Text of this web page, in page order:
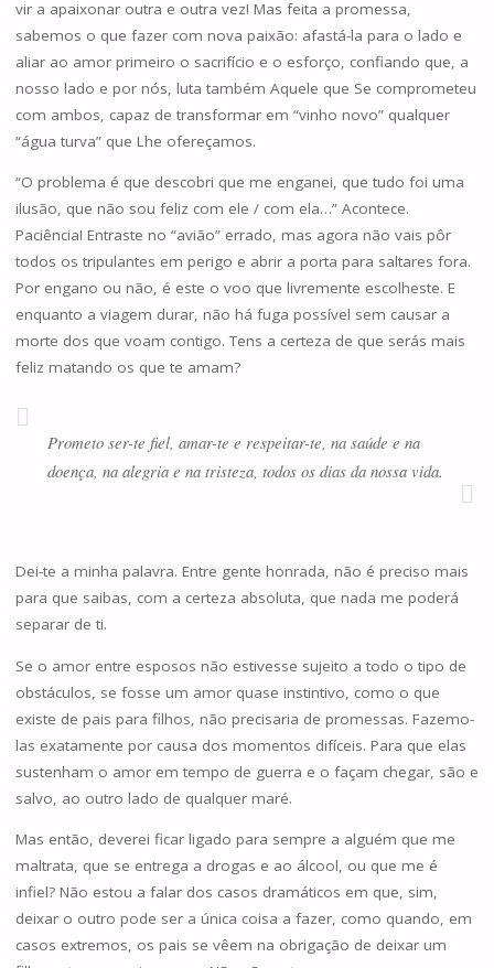
vir a apaixonar outra e outra vez! Mas feita a promessa,
sabemos o que fazer com nova paixão: afastá-la para o lado e
aliar ao amor primeiro o sacrifício e o esforço, confiando que, a
nosso lado e por nós, luta também Aquele que Se comprometeu
com ambos, capaz de transformar em “vinho novo” qualquer
“água turva” que Lhe ofereçamos.
“O problema é que descobri que me enganei, que tudo foi uma
ilusão, que não sou feliz com ele / com ela…” Acontece.
Paciência! Entraste no “avião” errado, mas agora não vais pôr
todos os tripulantes em perigo e abrir a porta para saltares fora.
Por engano ou não, é este o voo que livremente escolheste. E
enquanto a viagem durar, não há fuga possível sem causar a
morte dos que voam contigo. Tens a certeza de que serás mais
feliz matando os que te amam?
Prometo ser-te fiel, amar-te e respeitar-te, na saúde e na
doença, na alegria e na tristeza, todos os dias da nossa vida.
Dei-te a minha palavra. Entre gente honrada, não é preciso mais
para que saibas, com a certeza absoluta, que nada me poderá
separar de ti.
Se o amor entre esposos não estivesse sujeito a todo o tipo de
obstáculos, se fosse um amor quase instintivo, como o que
existe de pais para filhos, não precisaria de promessas. Fazemo-
las exatamente por causa dos momentos difíceis. Para que elas
sustenham o amor em tempo de guerra e o façam chegar, são e
salvo, ao outro lado de qualquer maré.
Mas então, deverei ficar ligado para sempre a alguém que me
maltrata, que se entrega a drogas e ao álcool, ou que me é
infiel? Não estou a falar dos casos dramáticos em que, sim,
deixar o outro pode ser a única coisa a fazer, como quando, em
casos extremos, os pais se vêem na obrigação de deixar um